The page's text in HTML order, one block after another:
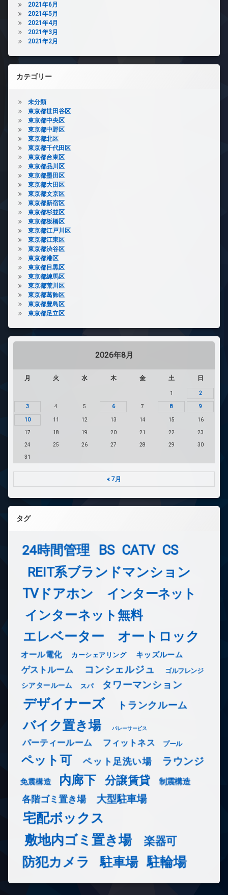
2021年6月
2021年5月
2021年4月
2021年3月
2021年2月
カテゴリー
未分類
東京都世田谷区
東京都中央区
東京都中野区
東京都北区
東京都千代田区
東京都台東区
東京都品川区
東京都墨田区
東京都大田区
東京都文京区
東京都新宿区
東京都杉並区
東京都板橋区
東京都江戸川区
東京都江東区
東京都渋谷区
東京都港区
東京都目黒区
東京都練馬区
東京都荒川区
東京都葛飾区
東京都豊島区
東京都足立区
2026年8月
月 火 水 木 金 土 日
1 2
3 4 5 6 7 8 9
10 11 12 13 14 15 16
17 18 19 20 21 22 23
24 25 26 27 28 29 30
31
« 7月
タグ
24時間管理 BS CATV CS
REIT系ブランドマンション
TVドアホン インターネット
インターネット無料
エレベーター オートロック
オール電化 カーシェアリング キッズルーム
ゲストルーム コンシェルジュ ゴルフレンジ
シアタールーム スパ タワーマンション
デザイナーズ トランクルーム
バイク置き場 バレーサービス
パーティールーム フィットネス プール
ペット可 ペット足洗い場 ラウンジ
免震構造 内廊下 分譲賃貸 制震構造
各階ゴミ置き場 大型駐車場
宅配ボックス
敷地内ゴミ置き場
楽器可
防犯カメラ 駐車場 駐輪場